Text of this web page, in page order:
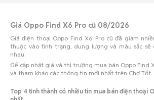
Giá Oppo Find X6 Pro cũ 08/2026
Giá điện thoại Oppo Find X6 Pro cũ đã giảm
thuộc vào tình trạng, dung lượng và màu sắc sẽ
nhau.
Để cập nhật giá và thị trường mua bán Oppo Find
và tham khảo các thông tin mới nhất trên Chợ Tốt.
Top 4 tỉnh thành có nhiều tin mua bán điện thoại